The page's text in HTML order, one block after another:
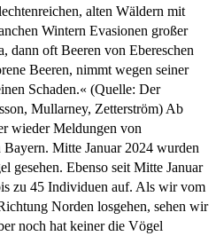
alten Wäldern mit
Wintern Evasionen großer
dann oft Beeren von Ebereschen
Beeren, nimmt wegen seiner
Schaden.« (Quelle: Der
Mullarney, Zetterström) Ab
wieder Meldungen von
Mitte Januar 2024 wurden
gesehen. Ebenso seit Mitte Januar
zu 45 Individuen auf. Als wir vom
Norden losgehen, sehen wir
noch hat keiner die Vögel